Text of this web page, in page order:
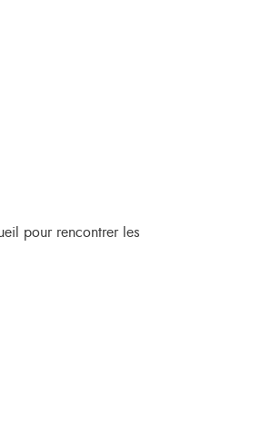
pour rencontrer les